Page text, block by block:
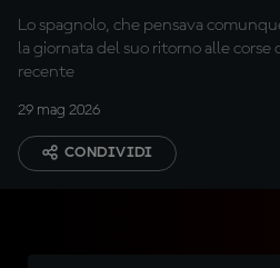
Lo spagnolo, che pensava
la giornata del suo ritorno alle
recente
29 mag 2026
CONDIVIDI